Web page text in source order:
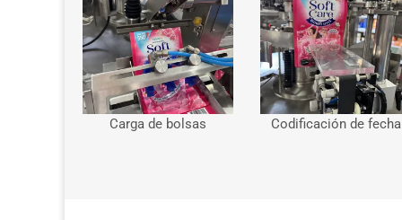
Carga de bolsas Codificación de fecha